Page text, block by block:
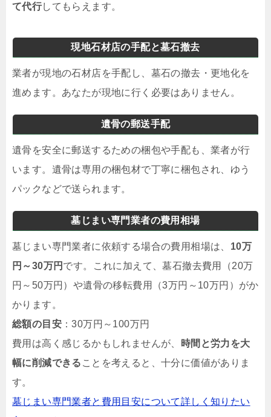
て代行してもらえます。
現地石材店の手配と墓石撤去
業者が現地の石材店を手配し、墓石の撤去・更地化を
進めます。あなたが現地に行く必要はありません。
遺骨の郵送手配
遺骨を安全に郵送するための梱包や手配も、業者が行
います。遺骨は専用の梱包材で丁寧に梱包され、ゆう
パックなどで送られます。
墓じまい専門業者の費用相場
墓じまい専門業者に依頼する場合の費用相場は、 10万
円～30万円 です。これに加えて、墓石撤去費用（20万
円～50万円）や遺骨の移転費用（3万円～10万円）がか
かります。
総額の目安 ：30万円～100万円
費用は高く感じるかもしれませんが、
時間と労力を大
幅に削減できる ことを考えると、十分に価値がありま
す。
墓じまい専門業者と費用目安について詳しく知りたい